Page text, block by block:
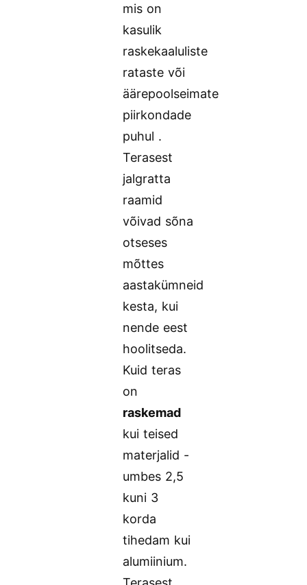
mis on
kasulik
raskekaaluliste
rataste või
äärepoolseimate
piirkondade
puhul .
Terasest
jalgratta
raamid
võivad sõna
otseses
mõttes
aastakümneid
kesta, kui
nende eest
hoolitseda.
Kuid teras
on
raskemad
kui teised
materjalid -
umbes 2,5
kuni 3
korda
tihedam kui
alumiinium.